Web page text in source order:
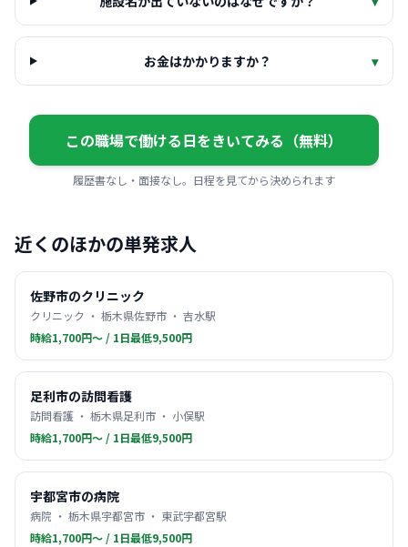
お金はかかりますか？ ▾
この職場で働ける日をきいてみる（無料）
履歴書なし・面接なし。日程を見てから決められます
近くのほかの単発求人
佐野市のクリニック
クリニック ・ 栃木県佐野市 ・ 吉水駅
時給1,700円〜 / 1日最低9,500円
足利市の訪問看護
訪問看護 ・ 栃木県足利市 ・ 小俣駅
時給1,700円〜 / 1日最低9,500円
宇都宮市の病院
病院 ・ 栃木県宇都宮市 ・ 東武宇都宮駅
時給1,700円〜 / 1日最低9,500円